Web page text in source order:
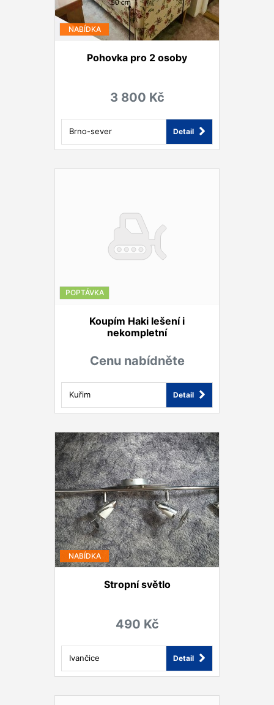
NABÍDKA
Pohovka pro 2 osoby
3 800 Kč
Brno-sever Detail
POPTÁVKA
Koupím Haki lešení i
nekompletní
Cenu nabídněte
Kuřim Detail
NABÍDKA
Stropní světlo
490 Kč
Ivančice Detail